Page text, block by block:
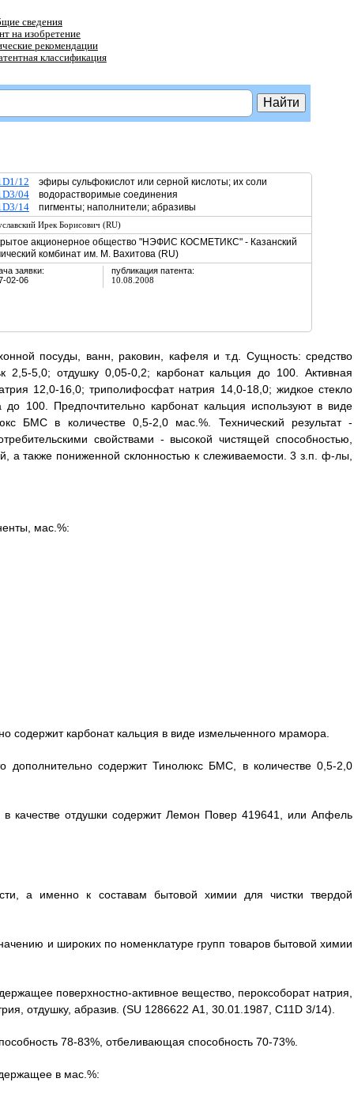
сведения
на изобретение
рекомендации
классификация
12 эфиры сульфокислот или серной кислоты; их соли
04водорастворимые соединения
14пигменты; наполнители; абразивы
Ирек Борисович (RU)
акционерное общество "НЭФИС КОСМЕТИКС" - Казанский
комбинат им. М. Вахитова (RU)
заявки:
02-06
публикация патента:
10.08.2008
посуды, ванн, раковин, кафеля и т.д. Сущность: средство
5,0; отдушку 0,05-0,2; карбонат кальция до 100. Активная
12,0-16,0; триполифосфат натрия 14,0-18,0; жидкое стекло
100. Предпочтительно карбонат кальция используют в виде
БМС в количестве 0,5-2,0 мас.%. Технический результат -
свойствами - высокой чистящей способностью,
а также пониженной склонностью к слеживаемости. 3 з.п. ф-лы,
мас.%:
карбонат кальция в виде измельченного мрамора.
содержит Тинолюкс БМС, в количестве 0,5-2,0
качестве отдушки содержит Лемон Повер 419641, или Апфель
а именно к составам бытовой химии для чистки твердой
и широких по номенклатуре групп товаров бытовой химии
поверхностно-активное вещество, пероксоборат натрия,
отдушку, абразив. (SU 1286622 А1, 30.01.1987, C11D 3/14).
78-83%, отбеливающая способность 70-73%.
в мас.%: